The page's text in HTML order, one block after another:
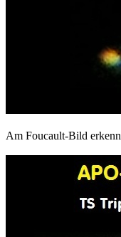
Am Foucault-Bild